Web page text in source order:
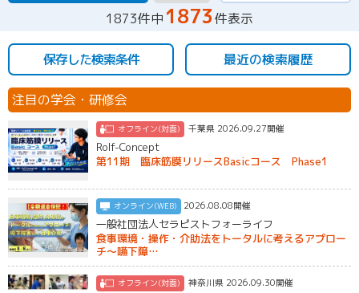
1873件中1873件表示
保存した検索条件 最近の検索履歴
注目の学会・研修会
オフライン(対面) 千葉県 2026.09.27開催
Rolf-Concept
第11期 臨床筋膜リリースBasicコース Phase1
オンライン(WEB) 2026.08.08開催
一般社団法人セラピストフォーライフ
食事環境・操作・介助法をトータルに考えるアプロー
チ～嚥下障…
オフライン(対面) 神奈川県 2026.09.30開催